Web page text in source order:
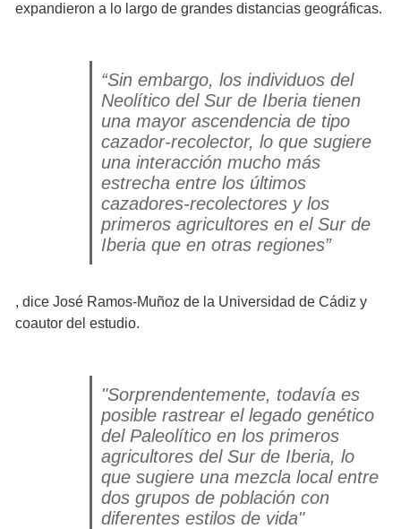
expandieron a lo largo de grandes distancias geográficas.
“Sin embargo, los individuos del
Neolítico del Sur de Iberia tienen
una mayor ascendencia de tipo
cazador-recolector, lo que sugiere
una interacción mucho más
estrecha entre los últimos
cazadores-recolectores y los
primeros agricultores en el Sur de
Iberia que en otras regiones”
, dice José Ramos-Muñoz de la Universidad de Cádiz y
coautor del estudio.
"Sorprendentemente, todavía es
posible rastrear el legado genético
del Paleolítico en los primeros
agricultores del Sur de Iberia, lo
que sugiere una mezcla local entre
dos grupos de población con
diferentes estilos de vida"